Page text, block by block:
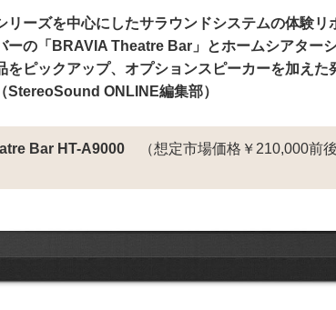
リーズを中心にしたサラウンドシステムの体験リ
ーの「BRAVIA Theatre Bar」とホームシアター
ピックアップ、オプションスピーカーを加えた
StereoSound ONLINE編集部）
Bar HT-A9000 （想定市場価格￥210,000前後